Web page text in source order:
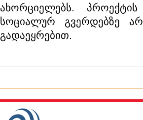
ახორციელებს.
სოციალურ გვერდებზე
გადაეყრებით.